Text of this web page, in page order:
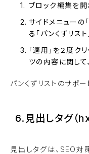
ブロック編集を開
サイドメニューの
る「パンくずリスト
「適用」を２度ク
ツの内容に関して
パンくずリストのサポ
6.見出しタグ（
見出しタグは、SEO